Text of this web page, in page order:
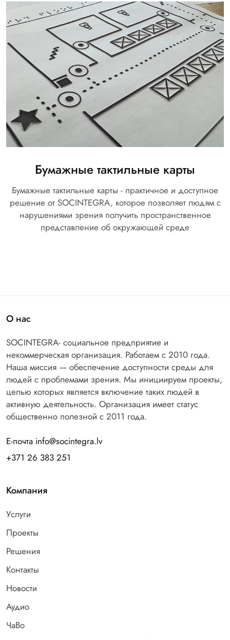
Бумажные тактильные карты
Бумажные тактильные карты - практичное и доступное
решение от SOCINTEGRA, которое позволяет людям с
нарушениями зрения получить пространственное
представление об окружающей среде
О нас
SOCINTEGRA- социальное предприятие и
некоммерческая организация. Работаем с 2010 года.
Наша миссия — обеспечение доступности среды для
людей с проблемами зрения. Мы инициируем проекты,
целью которых является включение таких людей в
активную деятельность. Организация имеет статус
общественно полезной с 2011 года.
Е-почта info@socintegra.lv
+371 26 383 251
Компания
Услуги
Проекты
Решения
Контакты
Новости
Аудио
ЧаВо